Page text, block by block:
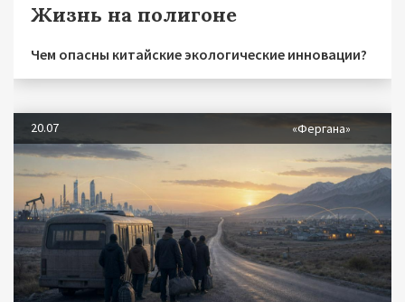
Жизнь на полигоне
Чем опасны китайские экологические инновации?
20.07 «Фергана»